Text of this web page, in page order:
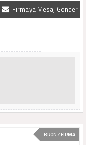
Firmaya Mesaj Gönder
BRONZ FİRMA